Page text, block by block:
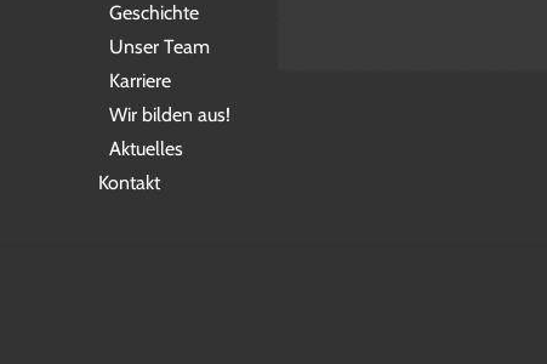
Geschichte
Unser Team
Karriere
Wir bilden aus!
Aktuelles
Kontakt